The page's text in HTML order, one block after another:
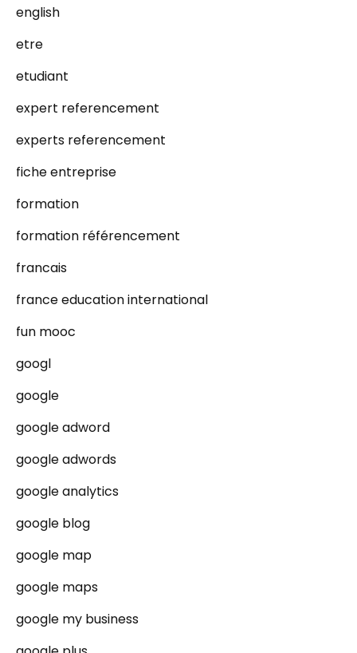
english
etre
etudiant
expert referencement
experts referencement
fiche entreprise
formation
formation référencement
francais
france education international
fun mooc
googl
google
google adword
google adwords
google analytics
google blog
google map
google maps
google my business